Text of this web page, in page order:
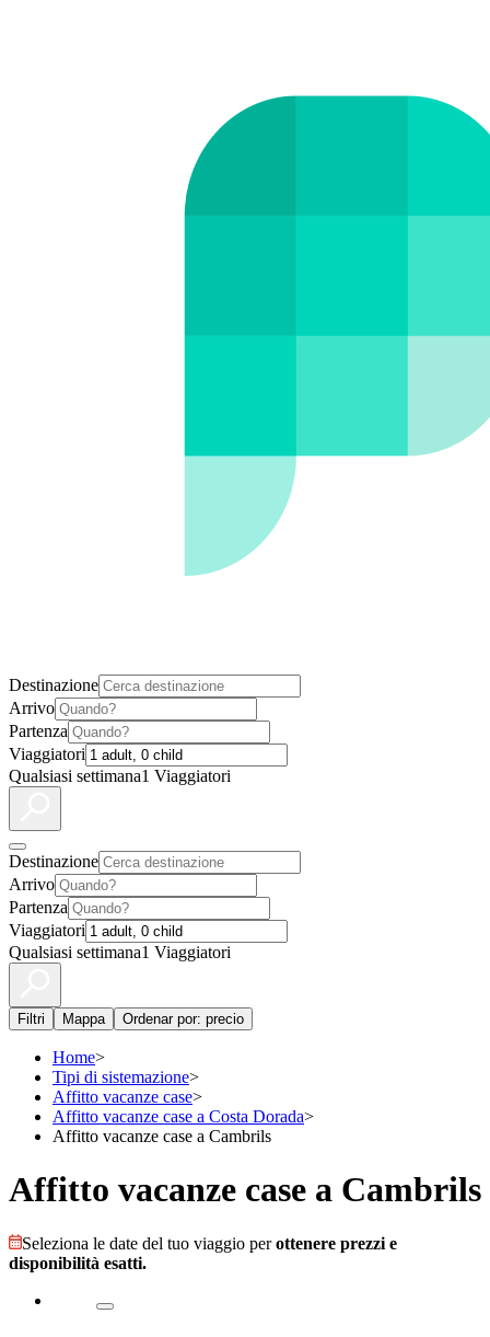
Destinazione
Arrivo
Partenza
Viaggiatori
Qualsiasi settimana1 Viaggiatori
Destinazione
Arrivo
Partenza
Viaggiatori
Qualsiasi settimana1 Viaggiatori
Filtri Mappa Ordenar por: precio
Home>
Tipi di sistemazione>
Affitto vacanze case>
Affitto vacanze case a Costa Dorada>
Affitto vacanze case a Cambrils
Affitto vacanze case a Cambrils
Seleziona le date del tuo viaggio perottenere prezzi e
disponibilità esatti.